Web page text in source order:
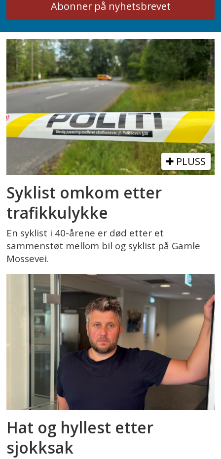
PLUSS
Syklist omkom etter
trafikkulykke
En syklist i 40-årene er død etter et
sammenstøt mellom bil og syklist på Gamle
Mossevei.
Hat og hyllest etter
sjokksak